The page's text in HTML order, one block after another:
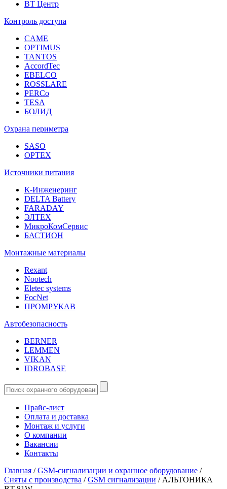
ВТ Центр
Контроль доступа
CAME
OPTIMUS
TANTOS
AccordTec
EBELCO
ROSSLARE
PERCo
TESA
БОЛИД
Охрана периметра
SASO
OPTEX
Источники питания
К-Инженеринг
DELTA Battery
FARADAY
ЭЛТЕХ
МикроКомСервис
БАСТИОН
Монтажные материалы
Rexant
Nootech
Eletec systems
FocNet
ПРОМРУКАВ
Автобезопасность
BERNER
LEMMEN
VIKAN
IDROBASE
Прайс-лист
Оплата и доставка
Монтаж и услуги
О компании
Вакансии
Контакты
Главная /GSM-сигнализации и охранное оборудование /
Сняты с производства /GSM сигнализации / АЛЬТОНИКА